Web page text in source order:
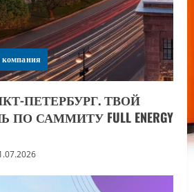
компания
ПЕТЕРБУРГ. ТВОЙ
САММИТУ FULL ENERGY